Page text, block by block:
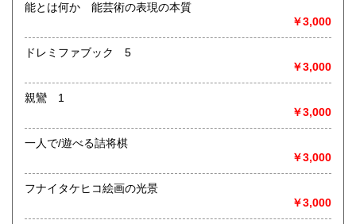
能とは何か 能芸術の表現の本質
￥3,000
ドレミファブック 5
￥3,000
親鸞 1
￥3,000
一人で/遊べる詰将棋
￥3,000
フナイタケヒコ絵画の光景
￥3,000